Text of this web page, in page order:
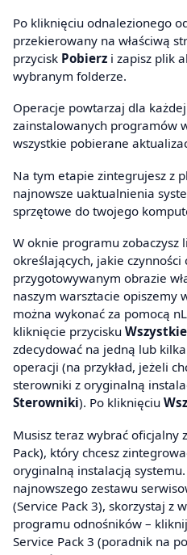
Po kliknięciu odnalezionego
przekierowany na właściwą
przycisk Pobierz i zapisz plik
wybranym folderze.
Operacje powtarzaj dla
zainstalowanych programów
wszystkie pobierane
Na tym etapie zintegrujesz z
najnowsze uaktualnienia
sprzętowe do twojego
W oknie programu zobaczysz
określających, jakie czynności
przygotowywanym obrazie
naszym warsztacie opiszemy
można wykonać za pomocą
kliknięcie przycisku Wszystkie
zdecydować na jedną lub
operacji (na przykład, jeżeli
sterowniki z oryginalną
Sterowniki). Po kliknięciu
Musisz teraz wybrać oficjalny
Pack), który chcesz
oryginalną instalacją systemu.
najnowszego zestawu
(Service Pack 3), skorzystaj z
programu odnośników – kliknij
Service Pack 3 (poradnik na